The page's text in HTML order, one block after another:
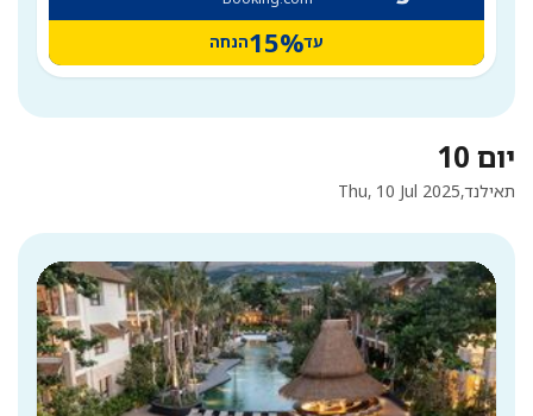
עד15%הנחה
יום 10
Thu, 10 Jul 2025תאילנד,